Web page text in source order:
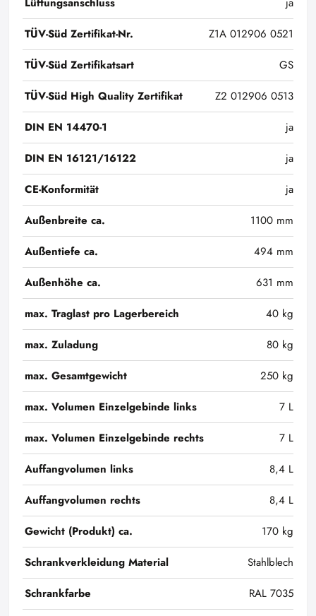
TÜV-Süd Zertifikat-Nr.
Z1A 012906 0521
TÜV-Süd Zertifikatsart
GS
TÜV-Süd High Quality Zertifikat
Z2 012906 0513
DIN EN 14470-1
ja
DIN EN 16121/16122
ja
CE-Konformität
ja
Außenbreite ca.
1100 mm
Außentiefe ca.
494 mm
Außenhöhe ca.
631 mm
max. Traglast pro Lagerbereich
40 kg
max. Zuladung
80 kg
max. Gesamtgewicht
250 kg
max. Volumen Einzelgebinde links
7 L
max. Volumen Einzelgebinde rechts
7 L
Auffangvolumen links
8,4 L
Auffangvolumen rechts
8,4 L
Gewicht (Produkt) ca.
170 kg
Schrankverkleidung Material
Stahlblech
Schrankfarbe
RAL 7035